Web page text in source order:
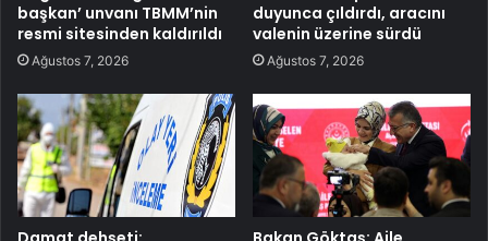
başkan’ unvanı TBMM’nin
resmi sitesinden kaldırıldı
Ağustos 7, 2026
duyunca çıldırdı, aracını
valenin üzerine sürdü
Ağustos 7, 2026